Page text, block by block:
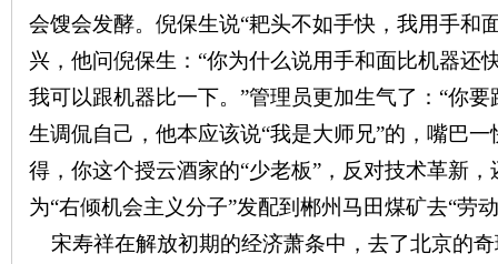
会馊会发酵。倪保生说“耙头不如手快，我用手和
兴，他问倪保生：“你为什么说用手和面比机器还
我可以跟机器比一下。”管理员更加生气了：“你
生调侃自己，他本应该说“我是大师兄”的，嘴巴
得，你这个授云酒家的“少老板”，反对技术革新
为“右倾机会主义分子”发配到郴州马田煤矿去“劳
宋寿祥在解放初期的经济萧条中，去了北京的